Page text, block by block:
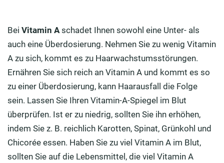
Bei Vitamin Aschadet Ihnen sowohl eine Unter- als
auch eine Überdosierung. Nehmen Sie zu wenig Vitamin
A zu sich, kommt es zu Haarwachstumsstörungen.
Ernähren Sie sich reich an Vitamin A und kommt es so
zu einer Überdosierung, kann Haarausfall die Folge
sein. Lassen Sie Ihren Vitamin-A-Spiegel im Blut
überprüfen. Ist er zu niedrig, sollten Sie ihn erhöhen,
indem Sie z. B. reichlich Karotten, Spinat, Grünkohl und
Chicorée essen. Haben Sie zu viel Vitamin A im Blut,
sollten Sie auf die Lebensmittel, die viel Vitamin A